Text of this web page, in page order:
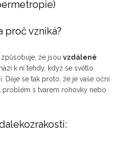
proč vzniká?
způsobuje, že jsou vzdálené
k ní tehdy, když se světlo
Děje se tak proto, že je vaše oční
problém s tvarem rohovky nebo